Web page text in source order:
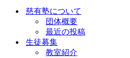
慈有塾について
団体概要
最近の投稿
生徒募集
教室紹介